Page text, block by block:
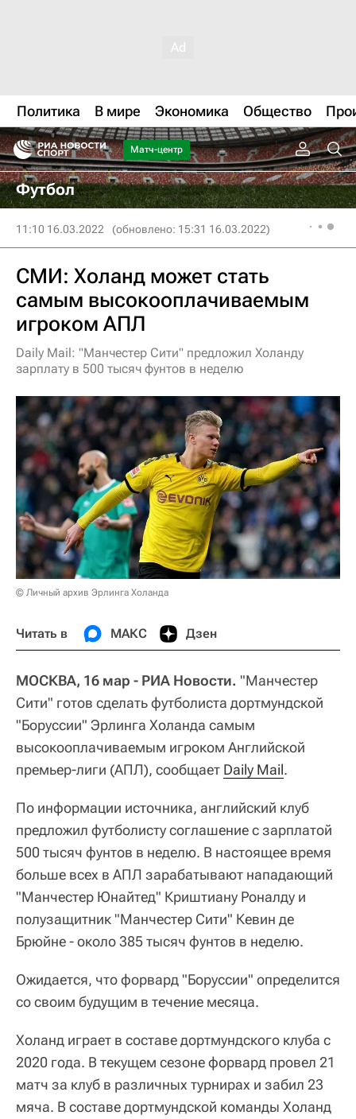
Политика В мире Экономика Общество
Матч-центр
Футбол
11:10 16.03.2022 (обновлено: 15:31 16.03.2022)
СМИ: Холанд может стать
самым высокооплачиваемым
игроком АПЛ
Daily Mail: "Манчестер Сити" предложил Холанду
зарплату в 500 тысяч фунтов в неделю
© Личный архив Эрлинга Холанда
Читать в МАКС Дзен
МОСКВА, 16 мар - РИА Новости. "Манчестер
Сити" готов сделать футболиста дортмундской
"Боруссии" Эрлинга Холанда самым
высокооплачиваемым игроком Английской
премьер-лиги (АПЛ), сообщает Daily Mail.
По информации источника, английский клуб
предложил футболисту соглашение с зарплатой
500 тысяч фунтов в неделю. В настоящее время
больше всех в АПЛ зарабатывают нападающий
"Манчестер Юнайтед" Криштиану Роналду и
полузащитник "Манчестер Сити" Кевин де
Брюйне - около 385 тысяч фунтов в неделю.
Ожидается, что форвард "Боруссии" определится
со своим будущим в течение месяца.
Холанд играет в составе дортмундского клуба с
2020 года. В текущем сезоне форвард провел 21
матч за клуб в различных турнирах и забил 23
мяча. В составе дортмундской команды Холанд